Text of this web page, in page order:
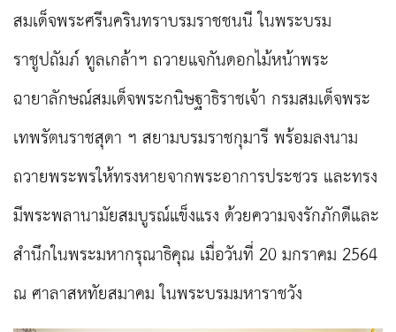
สมเด็จพระศรีนครินทราบรมราชชนนี ในพระบรม
ราชูปถัมภ์ ทูลเกล้าฯ ถวายแจกันดอกไม้หน้าพระ
ฉายาลักษณ์สมเด็จพระกนิษฐาธิราชเจ้า กรมสมเด็จพระ
เทพรัตนราชสุดา ฯ สยามบรมราชกุมารี พร้อมลงนาม
ถวายพระพรให้ทรงหายจากพระอาการประชวร และทรง
มีพระพลานามัยสมบูรณ์แข็งแรง ด้วยความจงรักภักดีและ
สำนึกในพระมหากรุณาธิคุณ เมื่อวันที่ 20 มกราคม 2564
ณ ศาลาสหทัยสมาคม ในพระบรมมหาราชวัง